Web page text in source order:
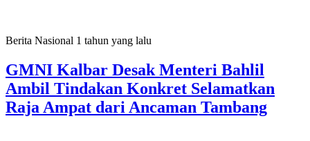
Berita Nasional 1 tahun yang lalu
GMNI Kalbar Desak Menteri Bahlil
Ambil Tindakan Konkret Selamatkan
Raja Ampat dari Ancaman Tambang